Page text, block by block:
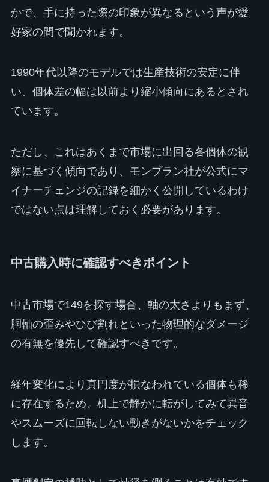
かで、手に持った際の印象が異なるという声が愛
好家の間で聞かれます。
1990年代以降のモデルでは生産技術の安定に伴
い、個体差の幅は以前より縮小傾向にあるとされ
ています。
ただし、これはあくまで市場に出回る各個体の観
察に基づく傾向であり、モンブラン社が公式にマ
イナーチェンジの記録を細かく公開しているわけ
ではない点は理解しておく必要があります。
中古購入時に確認すべきポイント
中古市場で149を探す場合、軸の太さよりもまず、
胴軸の歪みやひび割れといった物理的なダメージ
の有無を優先して確認すべきです。
経年変化により真円度が損なわれている個体も稀
に存在するため、机上で静かに転がしてみて異音
やスムーズに回転しない動きがないかをチェック
します。